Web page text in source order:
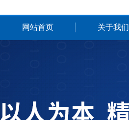
网站首页 关于我们